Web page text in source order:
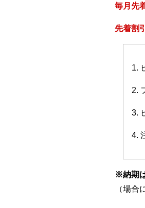
毎月先
先着割
1.
2.
3.
4.
※納期
（場合